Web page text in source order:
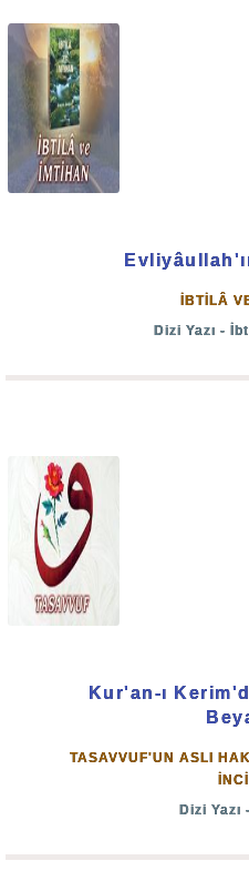
istifadesine arz edilmiştir.
Bu minval üzere bu ay
Resulullah -sallallahu aleyhi
dünyaya teşriflerinin sene-i
Kandili"nizi tebrik eder,
Bâki esselamü aleyküm ve
İBTİLÂ
Dizi Yazı -
Kur'an-ı
TASAVVUF'UN ASLI
Dizi Yazı